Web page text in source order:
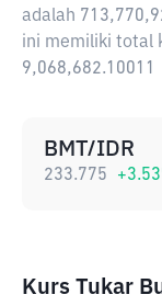
adalah
ini memiliki total
9,068,682.10011
BMT/IDR
233.775 +3.53
Kurs Tukar